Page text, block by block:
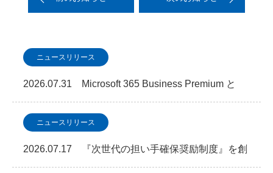
ニュースリリース
2026.07.31 Microsoft 365 Business Premium と
SOC 監視を…
ニュースリリース
2026.07.17 『次世代の担い手確保奨励制度』を創